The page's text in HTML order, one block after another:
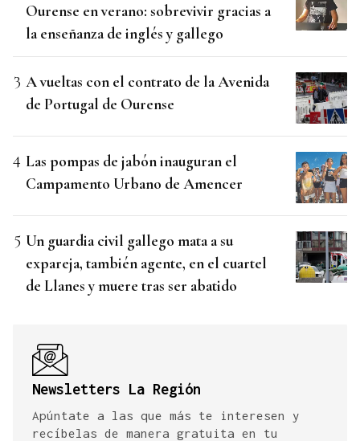
Ourense en verano: sobrevivir gracias a
la enseñanza de inglés y gallego
A vueltas con el contrato de la Avenida
de Portugal de Ourense
Las pompas de jabón inauguran el
Campamento Urbano de Amencer
Un guardia civil gallego mata a su
expareja, también agente, en el cuartel
de Llanes y muere tras ser abatido
Newsletters La Región
Apúntate a las que más te interesen y
recíbelas de manera gratuita en tu